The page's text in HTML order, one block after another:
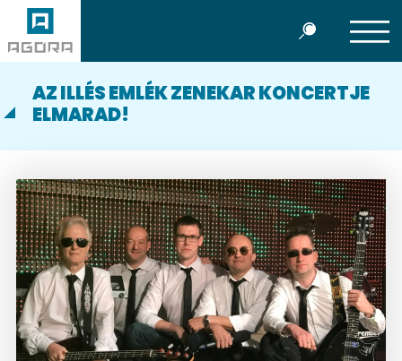
AZ ILLÉS EMLÉK ZENEKAR KONCERTJE
ELMARAD!